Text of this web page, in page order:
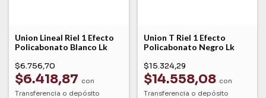
Union Lineal Riel 1 Efecto
Policabonato Blanco Lk
$6.756,70
$6.418,87 con
Transferencia o depósito
Union T Riel 1 Efecto
Policabonato Negro Lk
$15.324,29
$14.558,08 con
Transferencia o depósito